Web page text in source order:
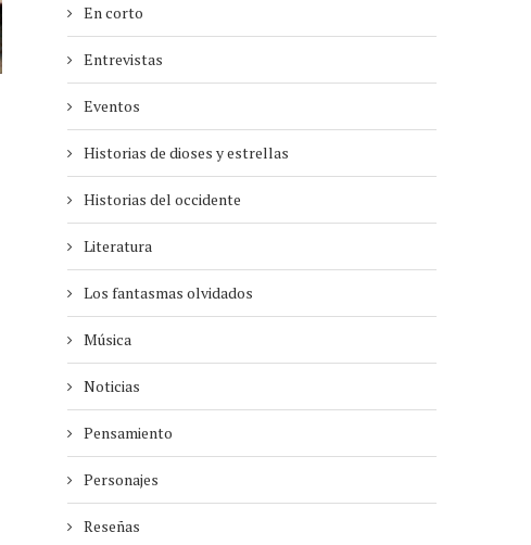
En corto
Entrevistas
Eventos
Historias de dioses y estrellas
Historias del occidente
Literatura
Los fantasmas olvidados
Música
Noticias
Pensamiento
Personajes
Reseñas